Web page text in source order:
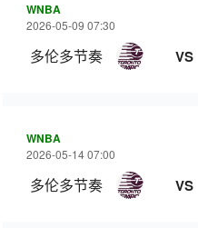
WNBA
2026-05-09 07:30
多伦多节奏 VS
WNBA
2026-05-14 07:00
多伦多节奏 VS